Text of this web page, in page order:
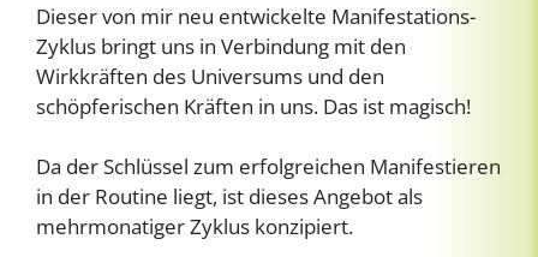
Dieser von mir neu entwickelte Manifestations-
Zyklus bringt uns in Verbindung mit den
Wirkkräften des Universums und den
schöpferischen Kräften in uns. Das ist magisch!
Da der Schlüssel zum erfolgreichen Manifestieren
in der Routine liegt, ist dieses Angebot als
mehrmonatiger Zyklus konzipiert.